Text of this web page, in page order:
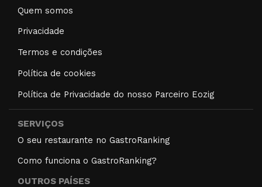
Quem somos
Privacidade
Termos e condições
Política de cookies
Política de Privacidade do nosso Parceiro Eozig
SERVIÇOS
O seu restaurante no GastroRanking
Como funciona o GastroRanking?
OUTROS PAÍSES